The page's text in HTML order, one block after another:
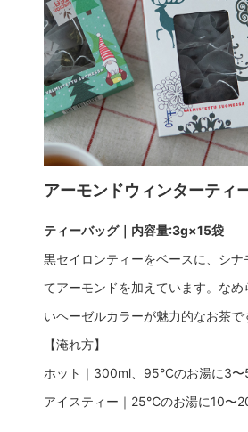
アーモンドウィンターティ
ティーバッグ｜内容量:3g×15袋
黒セイロンティーをベースに、シナ
てアーモンドを加えています。なめ
いヘーゼルカラーが魅力的なお茶で
【淹れ方】
ホット｜300ml、95°Cのお湯に3〜5
アイスティー｜25℃のお湯に10〜20